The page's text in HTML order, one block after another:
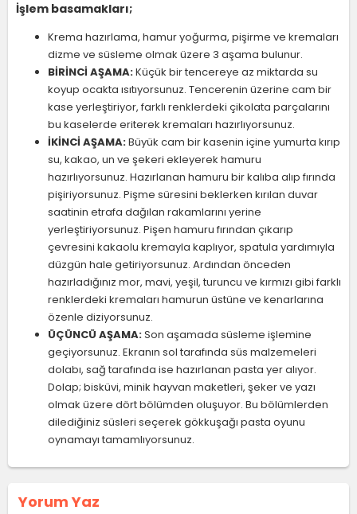
İşlem basamakları;
Krema hazırlama, hamur yoğurma, pişirme ve kremaları
dizme ve süsleme olmak üzere 3 aşama bulunur.
BİRİNCİ AŞAMA:Küçük bir tencereye az miktarda su
koyup ocakta ısıtıyorsunuz. Tencerenin üzerine cam bir
kase yerleştiriyor, farklı renklerdeki çikolata parçalarını
bu kaselerde eriterek kremaları hazırlıyorsunuz.
İKİNCİ AŞAMA:Büyük cam bir kasenin içine yumurta kırıp
su, kakao, un ve şekeri ekleyerek hamuru
hazırlıyorsunuz. Hazırlanan hamuru bir kalıba alıp fırında
pişiriyorsunuz. Pişme süresini beklerken kırılan duvar
saatinin etrafa dağılan rakamlarını yerine
yerleştiriyorsunuz. Pişen hamuru fırından çıkarıp
çevresini kakaolu kremayla kaplıyor, spatula yardımıyla
düzgün hale getiriyorsunuz. Ardından önceden
hazırladığınız mor, mavi, yeşil, turuncu ve kırmızı gibi farklı
renklerdeki kremaları hamurun üstüne ve kenarlarına
özenle diziyorsunuz.
ÜÇÜNCÜ AŞAMA:Son aşamada süsleme işlemine
geçiyorsunuz. Ekranın sol tarafında süs malzemeleri
dolabı, sağ tarafında ise hazırlanan pasta yer alıyor.
Dolap; bisküvi, minik hayvan maketleri, şeker ve yazı
olmak üzere dört bölümden oluşuyor. Bu bölümlerden
dilediğiniz süsleri seçerek gökkuşağı pasta oyunu
oynamayı tamamlıyorsunuz.
Yorum Yaz